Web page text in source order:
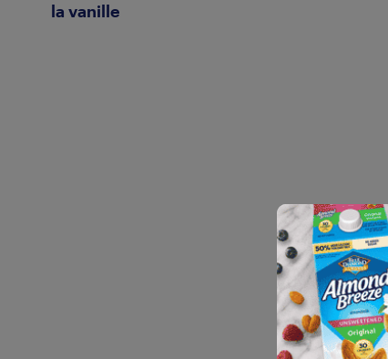
la vanille